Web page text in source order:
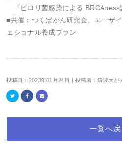
「ピロリ菌感染による BRCAness
■共催：つくばがん研究会、エーザ
ェショナル養成プラン
投稿日：2023年01月24日｜投稿者：筑波大が
一覧へ戻